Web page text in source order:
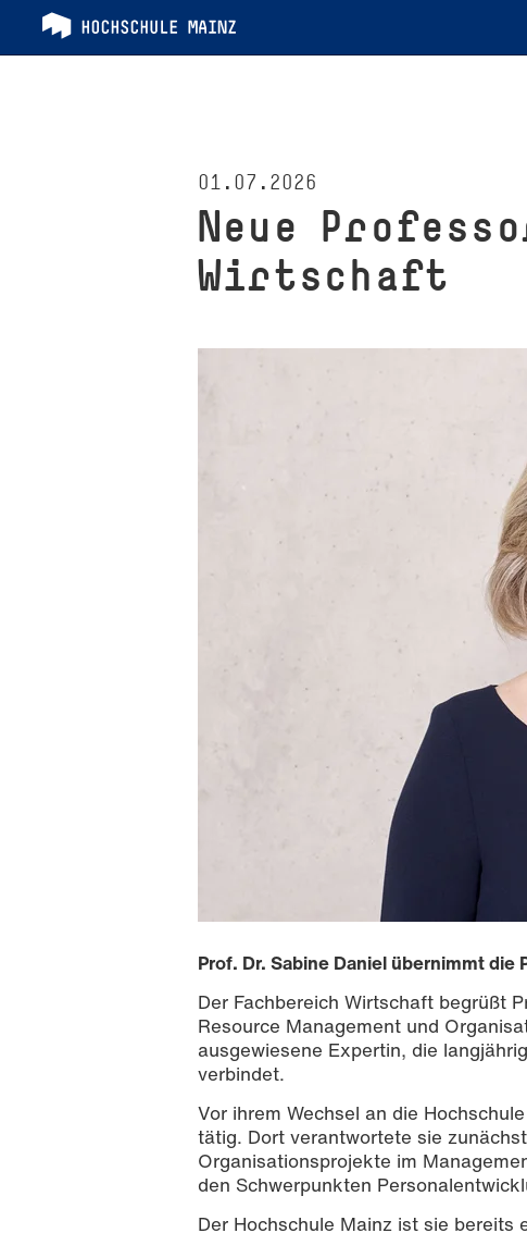
01.07.2026
Neue
Wirtschaft
Prof. Dr. Sabine Daniel übernimmt
Der Fachbereich Wirtschaft begrüßt
Resource Management und
ausgewiesene Expertin, die
verbindet.
Vor ihrem Wechsel an die
tätig. Dort verantwortete sie
Organisationsprojekte im
den Schwerpunkten
Der Hochschule Mainz ist sie